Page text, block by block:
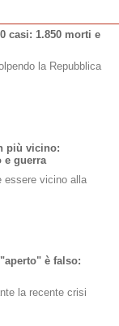
casi: 1.850 morti e
la Repubblica
più vicino:
e guerra
essere vicino alla
è falso:
la recente crisi